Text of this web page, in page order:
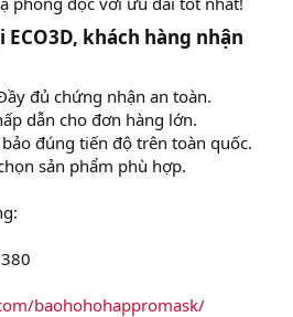
ECO3D, khách hàng nhận
đủ chứng nhận an toàn.
dẫn cho đơn hàng lớn.
đúng tiến độ trên toàn quốc.
sản phẩm phù hợp.
baohohohappromask/